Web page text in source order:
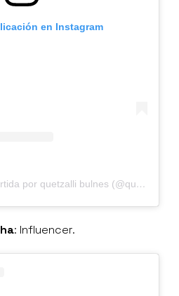
en Instagram
Una publicación compartida por quetzalli bulnes (@quetzallibulnes)
: Influencer.